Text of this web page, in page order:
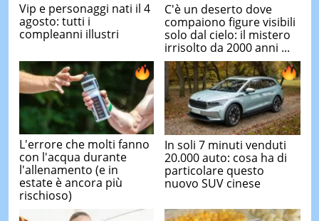
Vip e personaggi nati il 4
agosto: tutti i
compleanni illustri
C'è un deserto dove
compaiono figure visibili
solo dal cielo: il mistero
irrisolto da 2000 anni ...
L'errore che molti fanno
con l'acqua durante
l'allenamento (e in
estate è ancora più
rischioso)
In soli 7 minuti venduti
20.000 auto: cosa ha di
particolare questo
nuovo SUV cinese